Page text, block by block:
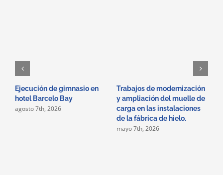
Ejecución de gimnasio en
hotel Barcelo Bay
agosto 7th, 2026
Trabajos de modernización
y ampliación del muelle de
carga en las instalaciones
de la fábrica de hielo.
mayo 7th, 2026